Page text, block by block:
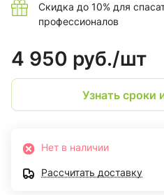
Скидка до 10% для
профессионалов
4 950 руб./шт
Узнать сроки
Нет в наличии
Рассчитать доставку